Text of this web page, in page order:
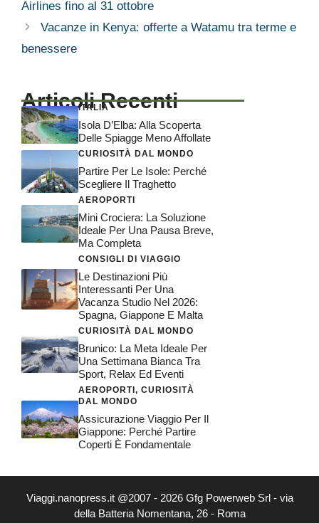
Airlines fino al 31 ottobre
Vacanze in Kenya: offerte a Watamu tra terme e
benessere
Articoli Recenti
ITALIA
Isola D’Elba: Alla Scoperta
Delle Spiagge Meno Affollate
CURIOSITÀ DAL MONDO
Partire Per Le Isole: Perché
Scegliere Il Traghetto
AEROPORTI
Mini Crociera: La Soluzione
Ideale Per Una Pausa Breve,
Ma Completa
CONSIGLI DI VIAGGIO
Le Destinazioni Più
Interessanti Per Una
Vacanza Studio Nel 2026:
Spagna, Giappone E Malta
CURIOSITÀ DAL MONDO
Brunico: La Meta Ideale Per
Una Settimana Bianca Tra
Sport, Relax Ed Eventi
AEROPORTI , CURIOSITÀ
DAL MONDO
Assicurazione Viaggio Per Il
Giappone: Perché Partire
Coperti È Fondamentale
Viaggi.nanopress.it @2007 - 2026 Gfg Powerweb Srl - via
della Batteria Nomentana, 26 - Roma